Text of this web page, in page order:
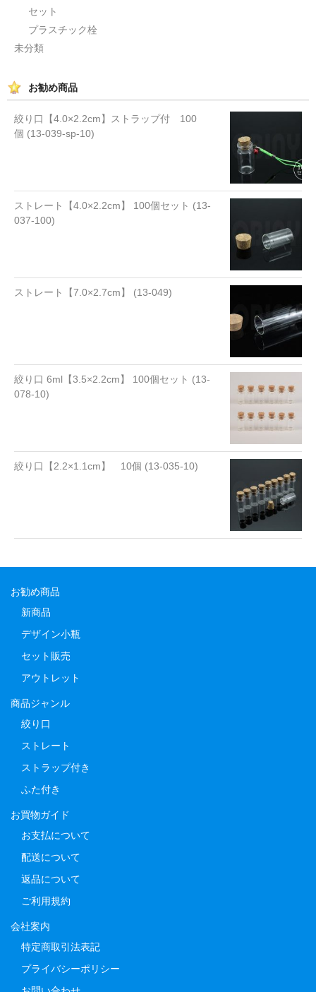
セット
プラスチック栓
未分類
お勧め商品
絞り口【4.0×2.2cm】ストラップ付 100
個 (13-039-sp-10)
ストレート【4.0×2.2cm】 100個セット (13-
037-100)
ストレート【7.0×2.7cm】 (13-049)
絞り口 6ml【3.5×2.2cm】 100個セット (13-
078-10)
絞り口【2.2×1.1cm】 10個 (13-035-10)
お勧め商品
新商品
デザイン小瓶
セット販売
アウトレット
商品ジャンル
絞り口
ストレート
ストラップ付き
ふた付き
お買物ガイド
お支払について
配送について
返品について
ご利用規約
会社案内
特定商取引法表記
プライバシーポリシー